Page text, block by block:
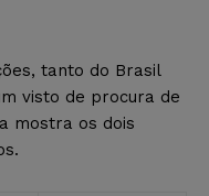
tanto do Brasil
visto de procura de
mostra os dois